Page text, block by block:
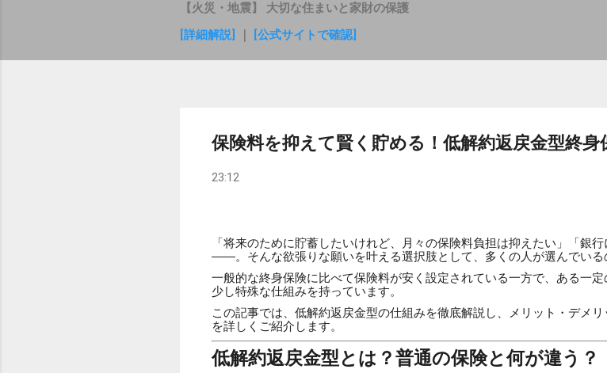
【火災・地震】 大切な住まいと家財の保護
[詳細解説]
[公式サイトで確認]
保険料を抑えて賢く貯める！低解約返戻金型終
23:12
「将来のために貯蓄したいけれど、月々の保険料負担は抑えたい」「銀
――。そんな欲張りな願いを叶える選択肢として、多くの人が選んでいる
一般的な終身保険に比べて保険料が安く設定されている一方で、ある一
少し特殊な仕組みを持っています。
この記事では、低解約返戻金型の仕組みを徹底解説し、メリット・デメ
を詳しくご紹介します。
低解約返戻金型とは？普通の保険と何が違う？